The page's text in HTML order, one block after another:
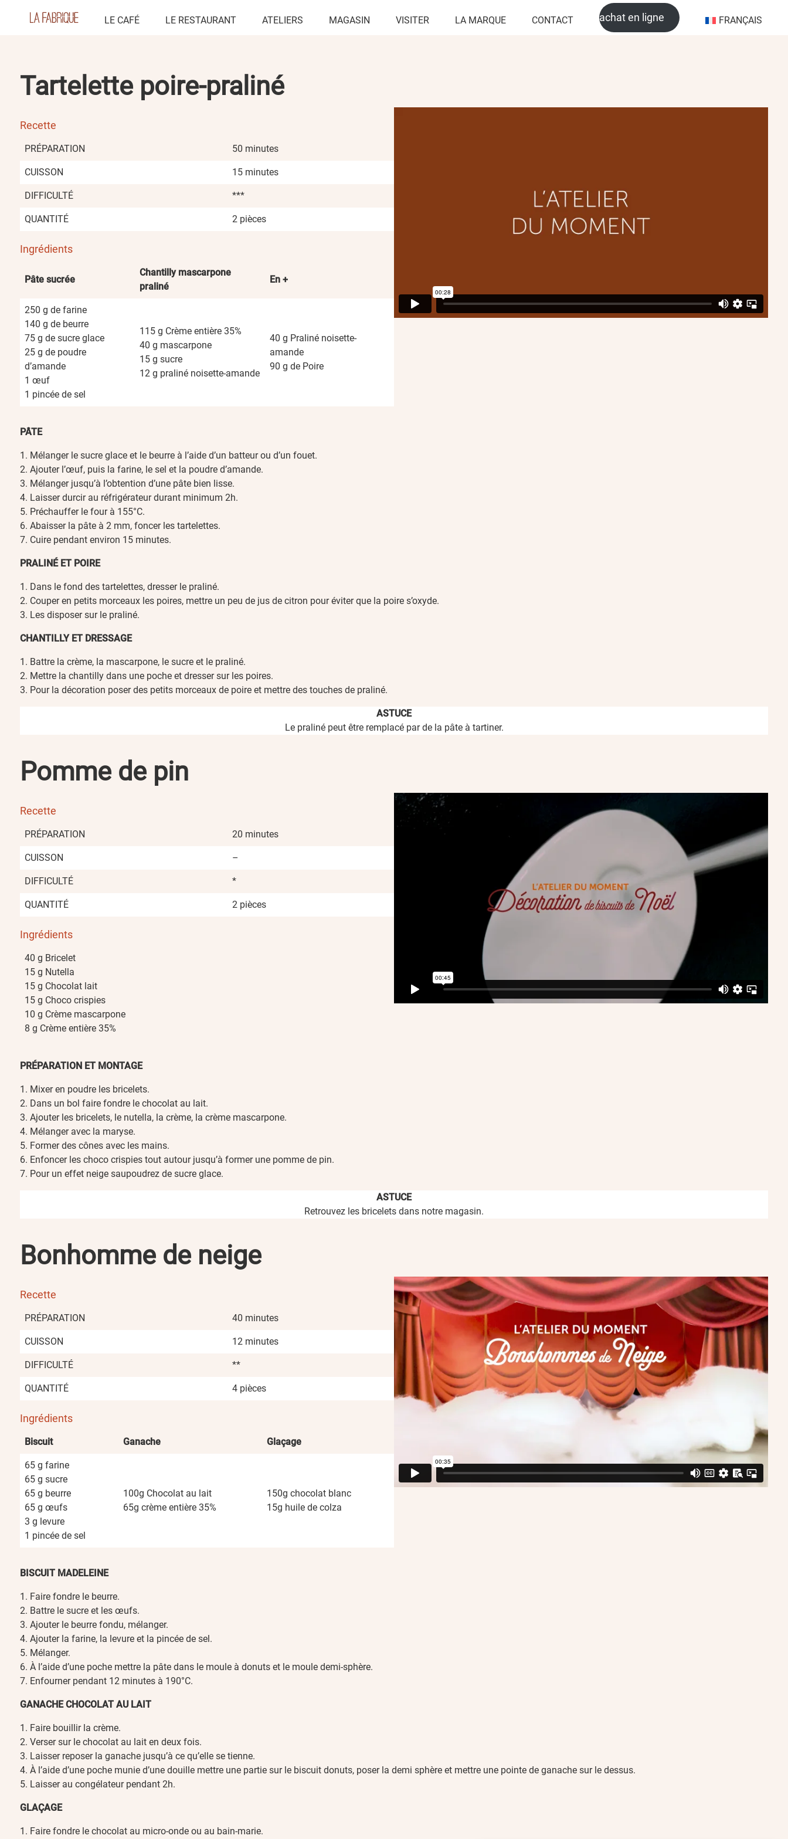
LE CAFÉ LE RESTAURANT ATELIERS MAGASIN VISITER LA MARQUE CONTACT achat en ligne FRANÇAIS
Tartelette poire-praliné
Recette
PRÉPARATION 50 minutes
CUISSON 15 minutes
DIFFICULTÉ ***
QUANTITÉ 2 pièces
Ingrédients
Pâte sucrée
Chantilly mascarpone
praliné
En +
250 g de farine
140 g de beurre
75 g de sucre glace
25 g de poudre
d’amande
1 œuf
1 pincée de sel
115 g Crème entière 35%
40 g mascarpone
15 g sucre
12 g praliné noisette-amande
40 g Praliné noisette-
amande
90 g de Poire
PÂTE
Mélanger le sucre glace et le beurre à l’aide d’un batteur ou d’un fouet.
Ajouter l’œuf, puis la farine, le sel et la poudre d’amande.
Mélanger jusqu’à l’obtention d’une pâte bien lisse.
Laisser durcir au réfrigérateur durant minimum 2h.
Préchauffer le four à 155°C.
Abaisser la pâte à 2 mm, foncer les tartelettes.
Cuire pendant environ 15 minutes.
PRALINÉ ET POIRE
Dans le fond des tartelettes, dresser le praliné.
Couper en petits morceaux les poires, mettre un peu de jus de citron pour éviter que la poire s’oxyde.
Les disposer sur le praliné.
CHANTILLY ET DRESSAGE
Battre la crème, la mascarpone, le sucre et le praliné.
Mettre la chantilly dans une poche et dresser sur les poires.
Pour la décoration poser des petits morceaux de poire et mettre des touches de praliné.
ASTUCE
Le praliné peut être remplacé par de la pâte à tartiner.
Pomme de pin
Recette
PRÉPARATION 20 minutes
CUISSON –
DIFFICULTÉ *
QUANTITÉ 2 pièces
Ingrédients
40 g Bricelet
15 g Nutella
15 g Chocolat lait
15 g Choco crispies
10 g Crème mascarpone
8 g Crème entière 35%
PRÉPARATION ET MONTAGE
Mixer en poudre les bricelets.
Dans un bol faire fondre le chocolat au lait.
Ajouter les bricelets, le nutella, la crème, la crème mascarpone.
Mélanger avec la maryse.
Former des cônes avec les mains.
Enfoncer les choco crispies tout autour jusqu’à former une pomme de pin.
Pour un effet neige saupoudrez de sucre glace.
ASTUCE
Retrouvez les bricelets dans notre magasin.
Bonhomme de neige
Recette
PRÉPARATION 40 minutes
CUISSON 12 minutes
DIFFICULTÉ **
QUANTITÉ 4 pièces
Ingrédients
Biscuit Ganache Glaçage
65 g farine
65 g sucre
65 g beurre
65 g œufs
3 g levure
1 pincée de sel
100g Chocolat au lait
65g crème entière 35%
150g chocolat blanc
15g huile de colza
BISCUIT MADELEINE
Faire fondre le beurre.
Battre le sucre et les œufs.
Ajouter le beurre fondu, mélanger.
Ajouter la farine, la levure et la pincée de sel.
Mélanger.
À l’aide d’une poche mettre la pâte dans le moule à donuts et le moule demi-sphère.
Enfourner pendant 12 minutes à 190°C.
GANACHE CHOCOLAT AU LAIT
Faire bouillir la crème.
Verser sur le chocolat au lait en deux fois.
Laisser reposer la ganache jusqu’à ce qu’elle se tienne.
À l’aide d’une poche munie d’une douille mettre une partie sur le biscuit donuts, poser la demi sphère et mettre une pointe de ganache sur le dessus.
Laisser au congélateur pendant 2h.
GLAÇAGE
Faire fondre le chocolat au micro-onde ou au bain-marie.